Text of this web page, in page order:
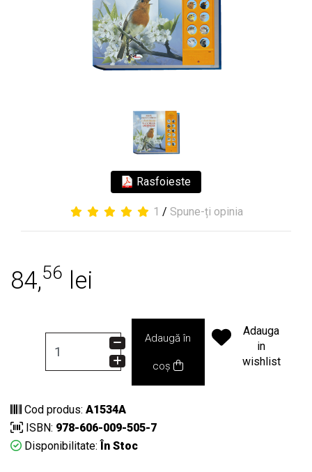
Rasfoieste
1 / Spune-ți opinia
84,56 lei
Adaugă în
coș
Adauga
in
wishlist
Cod produs: A1534A
ISBN: 978-606-009-505-7
Disponibilitate: În Stoc